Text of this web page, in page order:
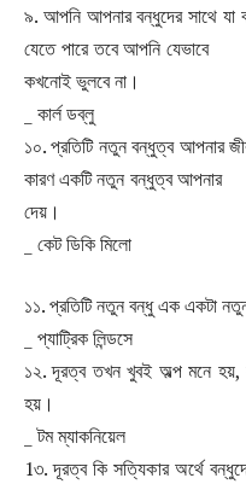
৯. আপনি আপনার বন্ধুদের সাথে যা
যেতে পারে তবে আপনি যেভাবে
কখনোই ভুলবে না।
_ কার্ল ডব্লু
১০. প্রতিটি নতুন বন্ধুত্ব আপনার
কারণ একটি নতুন বন্ধুত্ব
দেয়।
_ কেট ডিকি মিলো
১১. প্রতিটি নতুন বন্ধু এক একটা
_ প্যাট্রিক লিন্ডসে
১২. দূরত্ব তখন খুবই অল্প মনে হয়,
হয়।
_ টম ম্যাকনিয়েল
1৩. দূরত্ব কি সত্যিকার অর্থে